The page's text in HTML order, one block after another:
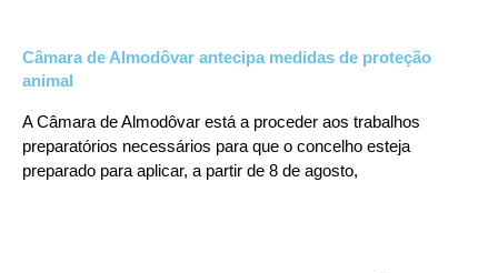
Câmara de Almodôvar antecipa medidas de proteção
animal
A Câmara de Almodôvar está a proceder aos trabalhos
preparatórios necessários para que o concelho esteja
preparado para aplicar, a partir de 8 de agosto,